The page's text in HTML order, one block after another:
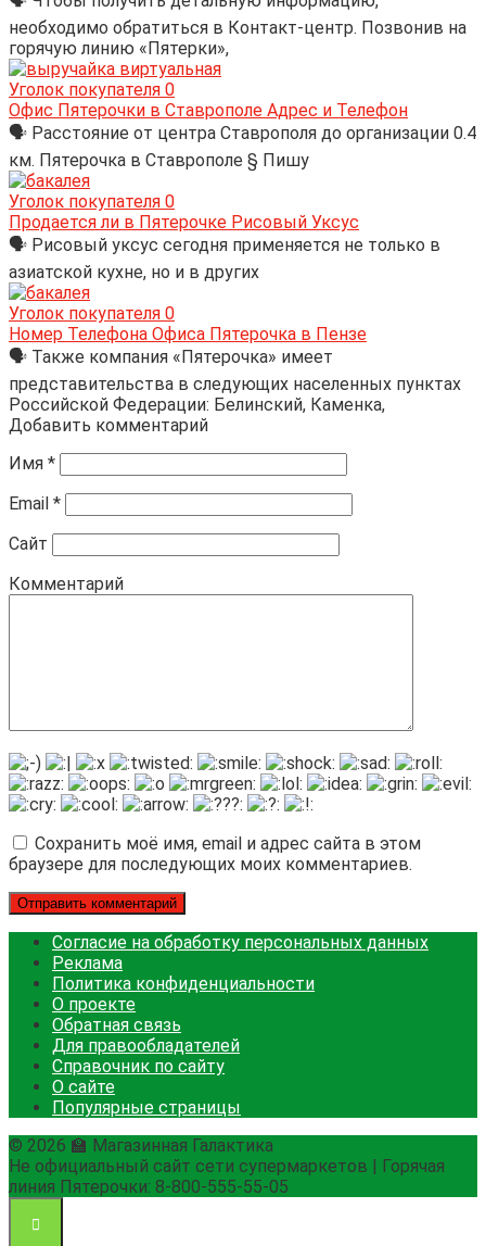
необходимо обратиться в Контакт-центр. Позвонив на
горячую линию «Пятерки»,
Уголок покупателя 0
Офис Пятерочки в Ставрополе Адрес и Телефон
🗣 Расстояние от центра Ставрополя до организации 0.4
км. Пятерочка в Ставрополе § Пишу
Уголок покупателя 0
Продается ли в Пятерочке Рисовый Уксус
🗣 Рисовый уксус сегодня применяется не только в
азиатской кухне, но и в других
Уголок покупателя 0
Номер Телефона Офиса Пятерочка в Пензе
🗣 Также компания «Пятерочка» имеет
представительства в следующих населенных пунктах
Российской Федерации: Белинский, Каменка,
Добавить комментарий
Имя *
Email *
Сайт
Комментарий
Сохранить моё имя, email и адрес сайта в этом
браузере для последующих моих комментариев.
Согласие на обработку персональных данных
Реклама
Политика конфиденциальности
О проекте
Обратная связь
Для правообладателей
Справочник по сайту
О сайте
Популярные страницы
© 2026 🏫 Магазинная Галактика
Не официальный сайт сети супермаркетов | Горячая
линия Пятерочки: 8-800-555-55-05